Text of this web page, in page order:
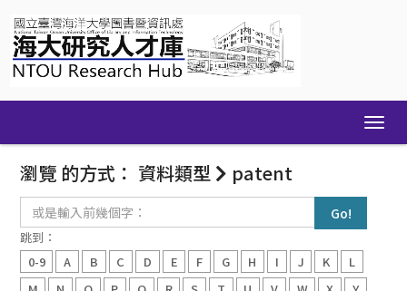
navigation
瀏覽 的方式： 資料類型 patent
入
前
幾
跳到：
0-9
A B C D E F G H I J K
L